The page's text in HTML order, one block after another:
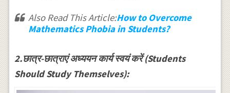
Also Read This Article:How to Overcome
Mathematics Phobia in Students?
2.छात्र-छात्राएं अध्ययन कार्य स्वयं करें (Students
Should Study Themselves):